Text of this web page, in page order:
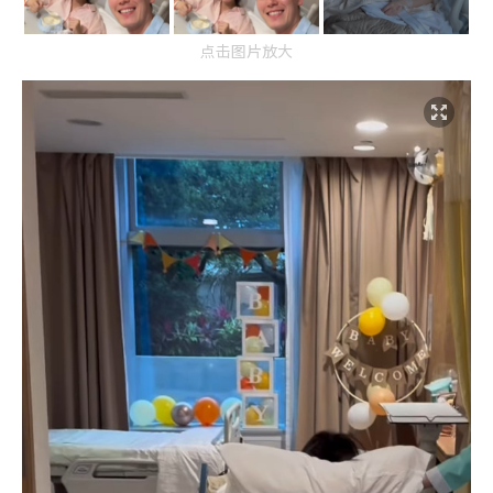
点击图片放大